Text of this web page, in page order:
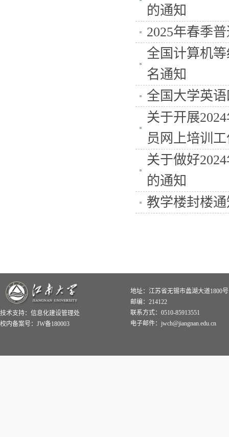
的通知
2025年春季​
全国计算机
名通知
全国大学英
关于开展
员网上培训
关于做好
的通知
教学楼封楼
技术支持： 信息化建设管理处
校内备案号：JW备180003
地址：江苏省无锡市蠡湖大道1800号
邮编：214122
联系方式：0510-85913551
电子邮件：jwch@jiangnan.edu.cn